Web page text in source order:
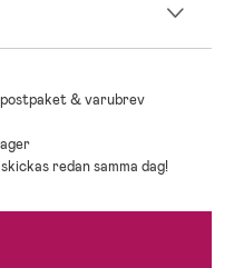
& varubrev
redan samma dag!